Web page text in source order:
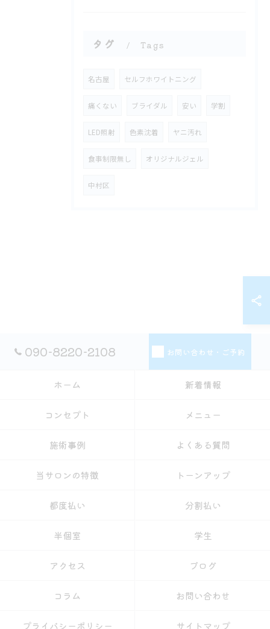
タグ Tags
名古屋 セルフホワイトニング
痛くない ブライダル 安い 学割
LED照射 色素沈着 ヤニ汚れ
食事制限無し オリジナルジェル
中村区
090-8220-2108 お問い合わせ・ご予約
ホーム 新着情報
コンセプト メニュー
施術事例 よくある質問
当サロンの特徴 トーンアップ
都度払い 分割払い
半個室 学生
アクセス ブログ
コラム お問い合わせ
プライバシーポリシー サイトマップ